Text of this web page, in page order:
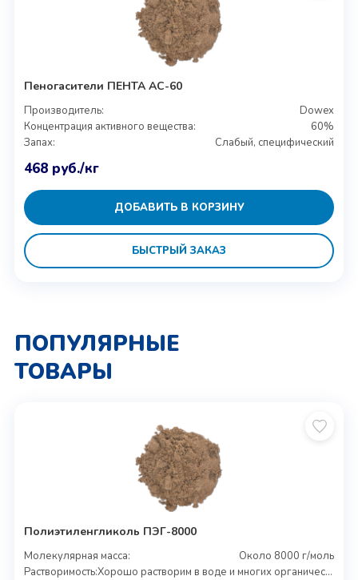
Пеногасители ПЕНТА АС-60
Производитель:
Dowex
Концентрация активного вещества:
60%
Запах:
Слабый, специфический
468 руб./кг
ДОБАВИТЬ В КОРЗИНУ
БЫСТРЫЙ ЗАКАЗ
ПОПУЛЯРНЫЕ
ТОВАРЫ
Полиэтиленгликоль ПЭГ-8000
Молекулярная масса:
Около 8000 г/моль
Растворимость:
Хорошо растворим в воде и многих органических растворителях